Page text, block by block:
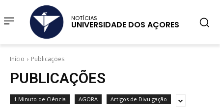
NOTÍCIAS
UNIVERSIDADE DOS AÇORES
Início Publicações
PUBLICAÇÕES
1 Minuto de Ciência AGORA Artigos de Divulgação